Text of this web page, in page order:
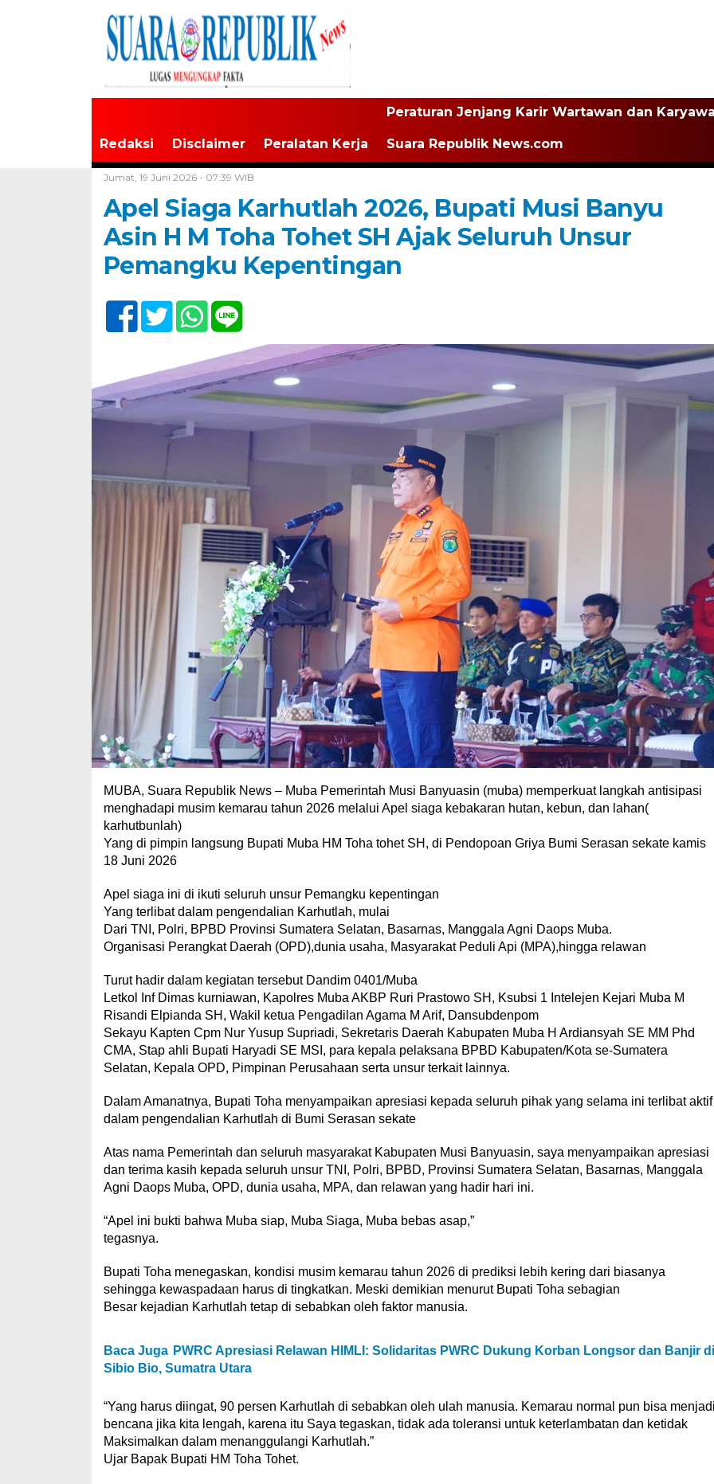
Redaksi Disclaimer Peralatan Kerja
Peraturan Jenjang Karir Wartawan dan
Suara Republik News.com
Jumat, 19 Juni 2026 - 07:39 WIB
Apel Siaga Karhutlah 2026, Bupati Musi Banyu
Asin H M Toha Tohet SH Ajak Seluruh Unsur
Pemangku Kepentingan
MUBA, Suara Republik News – Muba Pemerintah Musi Banyuasin (muba) memperkuat langkah antisipasi
menghadapi musim kemarau tahun 2026 melalui Apel siaga kebakaran hutan, kebun, dan lahan(
karhutbunlah)
Yang di pimpin langsung Bupati Muba HM Toha tohet SH, di Pendopoan Griya Bumi Serasan sekate kamis
18 Juni 2026
Apel siaga ini di ikuti seluruh unsur Pemangku kepentingan
Yang terlibat dalam pengendalian Karhutlah, mulai
Dari TNI, Polri, BPBD Provinsi Sumatera Selatan, Basarnas, Manggala Agni Daops Muba.
Organisasi Perangkat Daerah (OPD),dunia usaha, Masyarakat Peduli Api (MPA),hingga relawan
Turut hadir dalam kegiatan tersebut Dandim 0401/Muba
Letkol Inf Dimas kurniawan, Kapolres Muba AKBP Ruri Prastowo SH, Ksubsi 1 Intelejen Kejari Muba M
Risandi Elpianda SH, Wakil ketua Pengadilan Agama M Arif, Dansubdenpom
Sekayu Kapten Cpm Nur Yusup Supriadi, Sekretaris Daerah Kabupaten Muba H Ardiansyah SE MM Phd
CMA, Stap ahli Bupati Haryadi SE MSI, para kepala pelaksana BPBD Kabupaten/Kota se-Sumatera
Selatan, Kepala OPD, Pimpinan Perusahaan serta unsur terkait lainnya.
Dalam Amanatnya, Bupati Toha menyampaikan apresiasi kepada seluruh pihak yang selama ini terlibat aktif
dalam pengendalian Karhutlah di Bumi Serasan sekate
Atas nama Pemerintah dan seluruh masyarakat Kabupaten Musi Banyuasin, saya menyampaikan apresiasi
dan terima kasih kepada seluruh unsur TNI, Polri, BPBD, Provinsi Sumatera Selatan, Basarnas, Manggala
Agni Daops Muba, OPD, dunia usaha, MPA, dan relawan yang hadir hari ini.
“Apel ini bukti bahwa Muba siap, Muba Siaga, Muba bebas asap,”
tegasnya.
Bupati Toha menegaskan, kondisi musim kemarau tahun 2026 di prediksi lebih kering dari biasanya
sehingga kewaspadaan harus di tingkatkan. Meski demikian menurut Bupati Toha sebagian
Besar kejadian Karhutlah tetap di sebabkan oleh faktor manusia.
Baca Juga PWRC Apresiasi Relawan HIMLI: Solidaritas PWRC Dukung Korban Longsor dan Banjir di
Sibio Bio, Sumatra Utara
“Yang harus diingat, 90 persen Karhutlah di sebabkan oleh ulah manusia. Kemarau normal pun bisa
bencana jika kita lengah, karena itu Saya tegaskan, tidak ada toleransi untuk keterlambatan dan ketidak
Maksimalkan dalam menanggulangi Karhutlah.”
Ujar Bapak Bupati HM Toha Tohet.